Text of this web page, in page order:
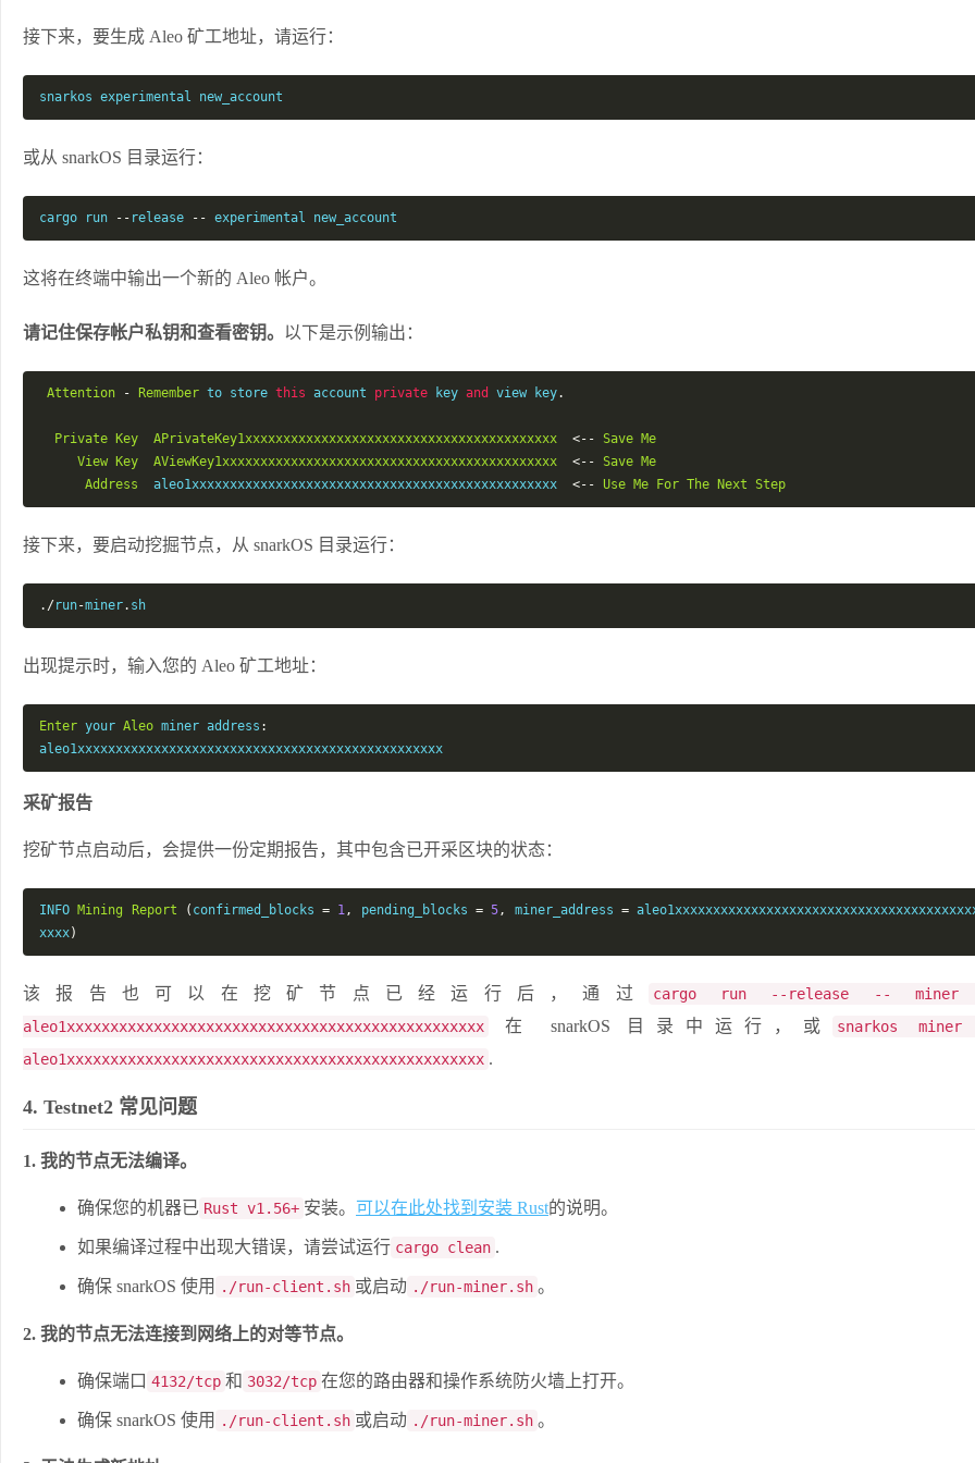
接下来，要生成 Aleo 矿工地址，请运行：
snarkos experimental new_account
或从 snarkOS 目录运行：
cargo run -- release -- experimental new_account
这将在终端中输出一个新的 Aleo 帐户。
请记住保存帐户私钥和查看密钥。 以下是示例输出：
Attention - Remember to store this account private key and view key.
Private Key APrivateKey1xxxxxxxxxxxxxxxxxxxxxxxxxxxxxxxxxxxxxxxxx <-- Save Me
View
Key AViewKey1xxxxxxxxxxxxxxxxxxxxxxxxxxxxxxxxxxxxxxxxxxxx <-- Save Me
Address
  aleo1xxxxxxxxxxxxxxxxxxxxxxxxxxxxxxxxxxxxxxxxxxxxxxxx
<-- Use Me For The Next Step
接下来，要启动挖掘节点，从 snarkOS 目录运行：
./run-miner. sh
出现提示时，输入您的 Aleo 矿工地址：
Enter your Aleo miner address :
aleo1xxxxxxxxxxxxxxxxxxxxxxxxxxxxxxxxxxxxxxxxxxxxxxxx
采矿报告
挖矿节点启动后，会提供一份定期报告，其中包含已开采区块的状态：
INFO Mining Report ( confirmed_blocks = 1, pending_blocks = 5, miner_address =
xxxx)
该报告也可以在挖矿节点已经运行后，通过
cargo run --release -- miner
aleo1xxxxxxxxxxxxxxxxxxxxxxxxxxxxxxxxxxxxxxxxxxxxxxxx
在 snarkOS 目录中运行，或
snarkos
aleo1xxxxxxxxxxxxxxxxxxxxxxxxxxxxxxxxxxxxxxxxxxxxxxxx .
4. Testnet2 常见问题
1. 我的节点无法编译。
确保您的机器已 Rust v1.56+ 安装。 可以在此处找到安装 Rust的说明。
如果编译过程中出现大错误，请尝试运行 cargo clean .
确保 snarkOS 使用 ./run-client.sh 或启动 ./run-miner.sh 。
2. 我的节点无法连接到网络上的对等节点。
确保端口 4132/tcp 和 3032/tcp 在您的路由器和操作系统防火墙上打开。
确保 snarkOS 使用 ./run-client.sh 或启动 ./run-miner.sh 。